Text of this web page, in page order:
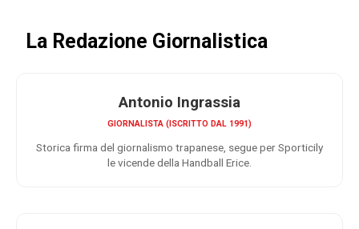
La Redazione Giornalistica
Antonio Ingrassia
GIORNALISTA (ISCRITTO DAL 1991)
Storica firma del giornalismo trapanese, segue per Sporticily
le vicende della Handball Erice.